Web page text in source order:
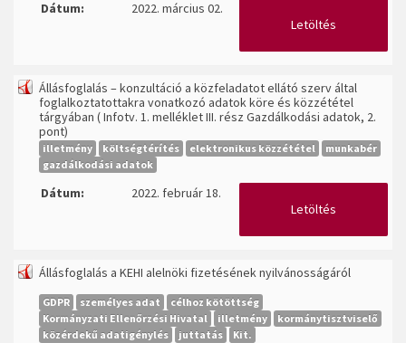
Dátum:
2022. március 02.
Letöltés
Állásfoglalás – konzultáció a közfeladatot ellátó szerv által
foglalkoztatottakra vonatkozó adatok köre és közzététel
tárgyában ( Infotv. 1. melléklet III. rész Gazdálkodási adatok, 2.
pont)
illetmény költségtérítés elektronikus közzététel
munkabér
gazdálkodási adatok
Dátum:
2022. február 18.
Letöltés
Állásfoglalás a KEHI alelnöki fizetésének nyilvánosságáról
GDPR személyes adat
célhoz kötöttség
Kormányzati Ellenőrzési Hivatal
illetmény
kormánytisztviselő
közérdekű adatigénylés
juttatás Kit.